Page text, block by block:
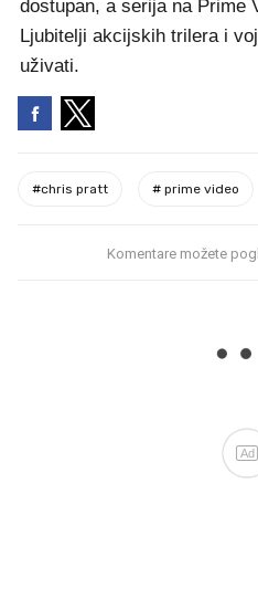
dostupan, a serija na Prime
Ljubitelji akcijskih trilera i
uživati.
#chris pratt # prime video
Komentare možete
Ad